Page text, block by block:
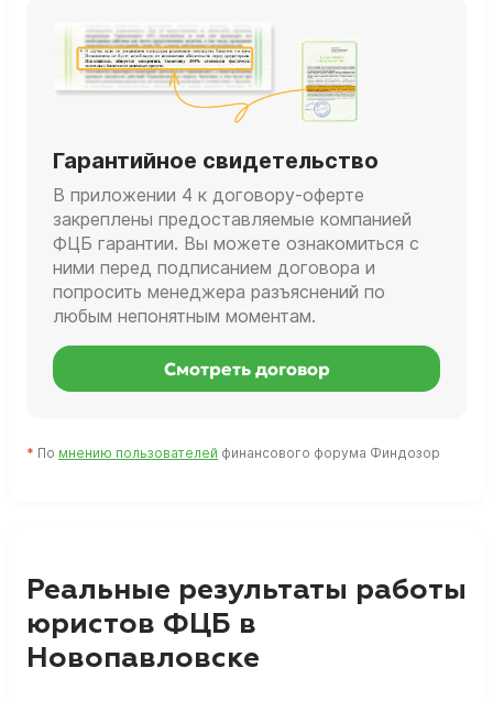
Гарантийное свидетельство
В приложении 4 к договору-оферте
закреплены предоставляемые компанией
ФЦБ гарантии. Вы можете ознакомиться с
ними перед подписанием договора и
попросить менеджера разъяснений по
любым непонятным моментам.
Смотреть договор
* По мнению пользователей финансового форума Финдозор
Реальные результаты работы
юристов ФЦБ в
Новопавловске